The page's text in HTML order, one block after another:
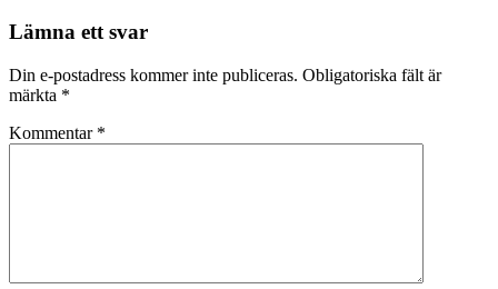
Lämna ett svar
Din e-postadress kommer inte publiceras. Obligatoriska fält är
märkta *
Kommentar *